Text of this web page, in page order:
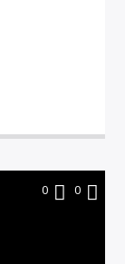
0 0